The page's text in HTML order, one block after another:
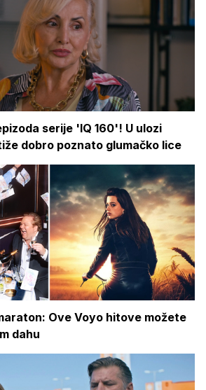
serije 'IQ 160'! U ulozi
dobro poznato glumačko lice
Ove Voyo hitove možete
dahu